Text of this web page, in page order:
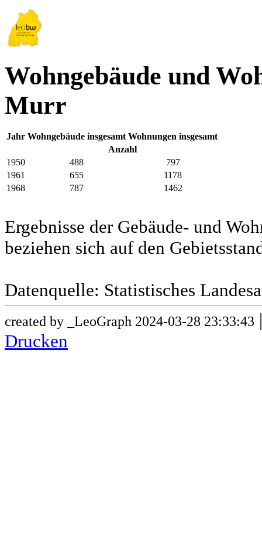
Wohngebäude und
Murr
Jahr Wohngebäude insgesamt Wohnungen insgesamt
Anzahl
1950
488
797
1961
655
1178
1968
787 1462
Ergebnisse der Gebäude- und
beziehen sich auf den
Datenquelle: Statistisches
created by _LeoGraph 2024-03-28 23:33:43
Drucken